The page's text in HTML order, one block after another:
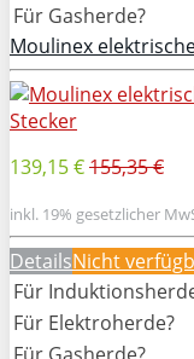
Für Gasherde?
Moulinex
139,15 €155,35 €
inkl. 19% gesetzlicher
DetailsNicht
Für
Für Elektroherde?